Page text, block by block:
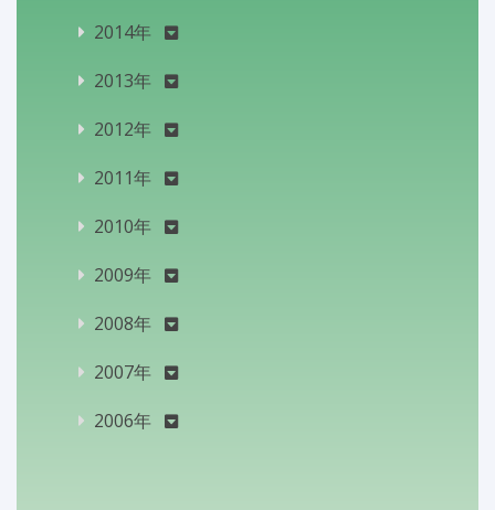
2014年
2013年
2012年
2011年
2010年
2009年
2008年
2007年
2006年